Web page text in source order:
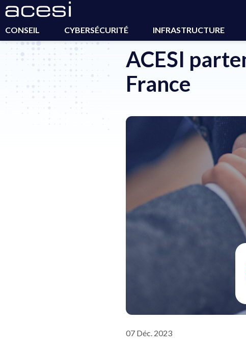
CONSEIL CYBERSÉCURITÉ INFRASTRUCTURE
Accueil>Actualités
ACESI
France
07 Déc. 2023